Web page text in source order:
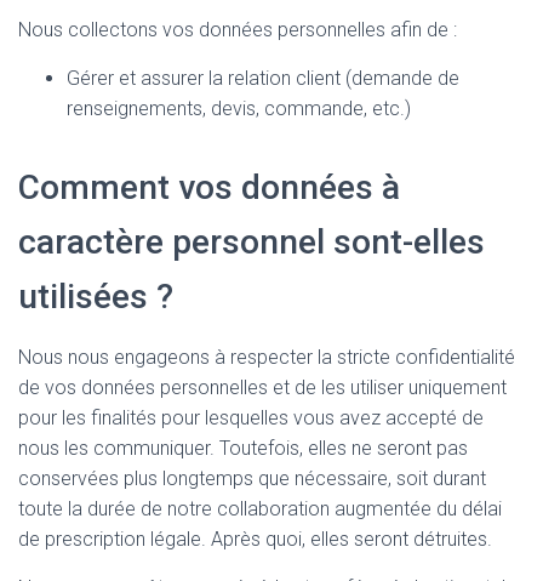
Nous collectons vos données personnelles afin de :
Gérer et assurer la relation client (demande de
renseignements, devis, commande, etc.)
Comment vos données à
caractère personnel sont-elles
utilisées ?
Nous nous engageons à respecter la stricte confidentialité
de vos données personnelles et de les utiliser uniquement
pour les finalités pour lesquelles vous avez accepté de
nous les communiquer. Toutefois, elles ne seront pas
conservées plus longtemps que nécessaire, soit durant
toute la durée de notre collaboration augmentée du délai
de prescription légale. Après quoi, elles seront détruites.